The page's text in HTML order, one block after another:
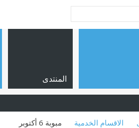
المنتدى
الاقسام الخدمية مبوبة 6 أكتوبر